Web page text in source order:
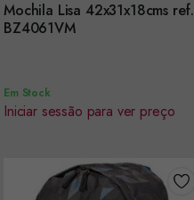
Mochila Lisa 42x31x18cms ref.
BZ4061VM
Encomendar
Em Stock
Iniciar sessão para ver preço